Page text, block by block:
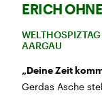
CINEMA 2.7. bis
BÜHNE2.7. bis
ZMITTAG2.7. bis
BAR+BISTRO
wir wieder im
ERICH
AARGAU
„Deine Zeit
Gerdas Asche